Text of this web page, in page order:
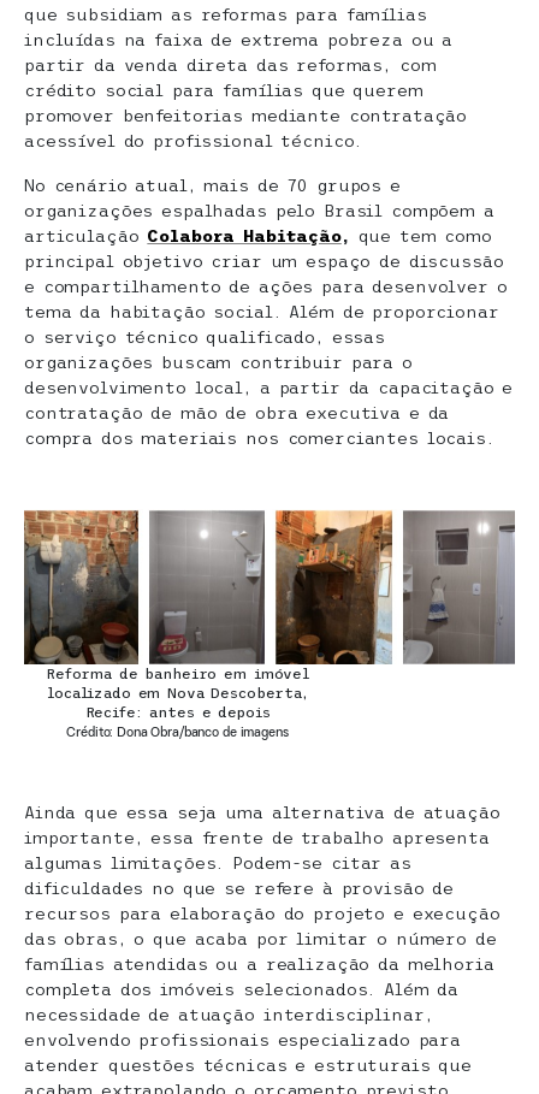
que subsidiam as reformas para famílias
incluídas na faixa de extrema pobreza ou a
partir da venda direta das reformas, com
crédito social para famílias que querem
promover benfeitorias mediante contratação
acessível do profissional técnico.
No cenário atual, mais de 70 grupos e
organizações espalhadas pelo Brasil compõem a
articulação Colabora Habitação, que tem como
principal objetivo criar um espaço de discussão
e compartilhamento de ações para desenvolver o
tema da habitação social. Além de proporcionar
o serviço técnico qualificado, essas
organizações buscam contribuir para o
desenvolvimento local, a partir da capacitação e
contratação de mão de obra executiva e da
compra dos materiais nos comerciantes locais.
Reforma de banheiro em imóvel
localizado em Nova Descoberta,
Recife: antes e depois
Crédito: Dona Obra/banco de imagens
Ainda que essa seja uma alternativa de atuação
importante, essa frente de trabalho apresenta
algumas limitações. Podem-se citar as
dificuldades no que se refere à provisão de
recursos para elaboração do projeto e execução
das obras, o que acaba por limitar o número de
famílias atendidas ou a realização da melhoria
completa dos imóveis selecionados. Além da
necessidade de atuação interdisciplinar,
envolvendo profissionais especializado para
atender questões técnicas e estruturais que
acabam extrapolando o orçamento previsto.